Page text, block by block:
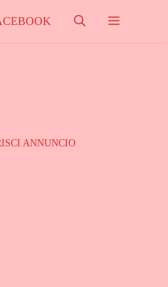
ANNUNCIO